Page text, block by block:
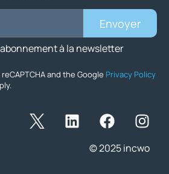
and the Google Privacy Policy
à la newsletter
Envoyer
© 2025 incwo